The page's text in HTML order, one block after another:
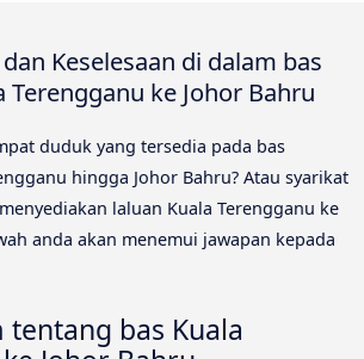
Keselesaan di dalam bas
Terengganu ke Johor Bahru
duduk yang tersedia pada bas
hingga Johor Bahru? Atau syarikat
laluan Kuala Terengganu ke
anda akan menemui jawapan kepada
tentang bas Kuala